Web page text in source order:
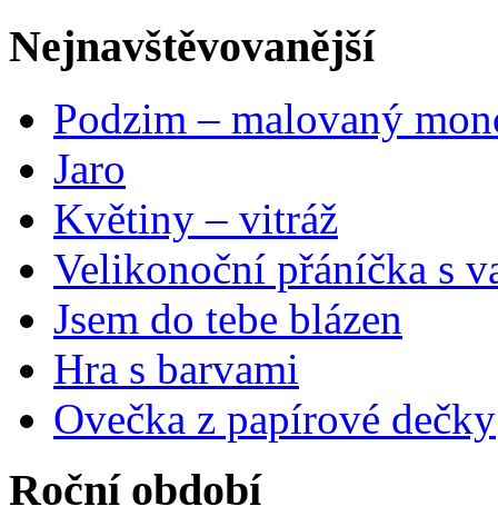
Nejnavštěvovanější
Podzim – malovaný
Jaro
Květiny – vitráž
Velikonoční přáníčka s
Jsem do tebe blázen
Hra s barvami
Ovečka z papírové dečky
Roční období